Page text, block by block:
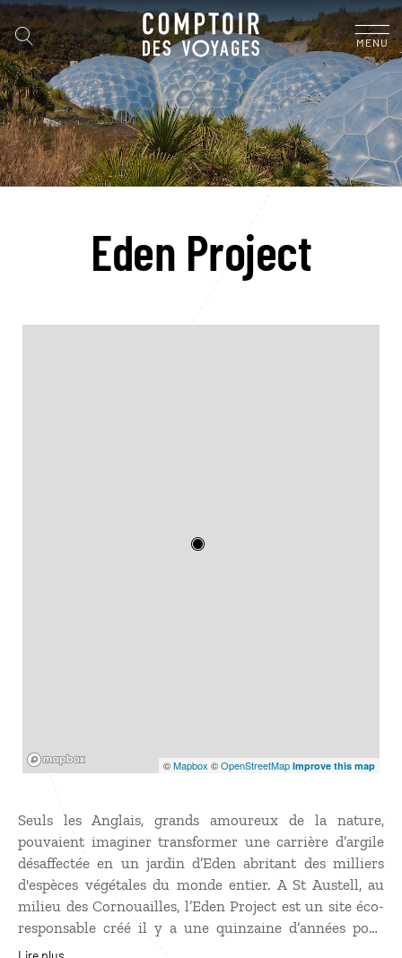
MENU
Eden Project
©Mapbox ©OpenStreetMap Improve this map
Seuls les Anglais, grands amoureux de la nature,
pouvaient imaginer transformer une carrière d’argile
désaffectée en un jardin d’Eden abritant des milliers
d'espèces végétales du monde entier. A St Austell, au
milieu des Cornouailles, l’Eden Project est un site éco-
responsable créé il y a une quinzaine d’années pour
sensibiliser à la préservation de la planète. Il se